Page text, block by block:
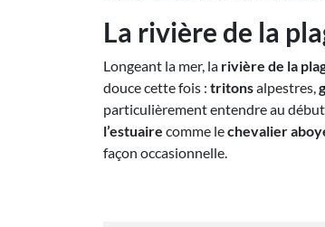
La rivière de la
Longeant la mer, la rivière de la
doucecette fois : tritonsalpestres,
particulièrement entendre au
l’estuaire comme lechevalier
façon occasionnelle.